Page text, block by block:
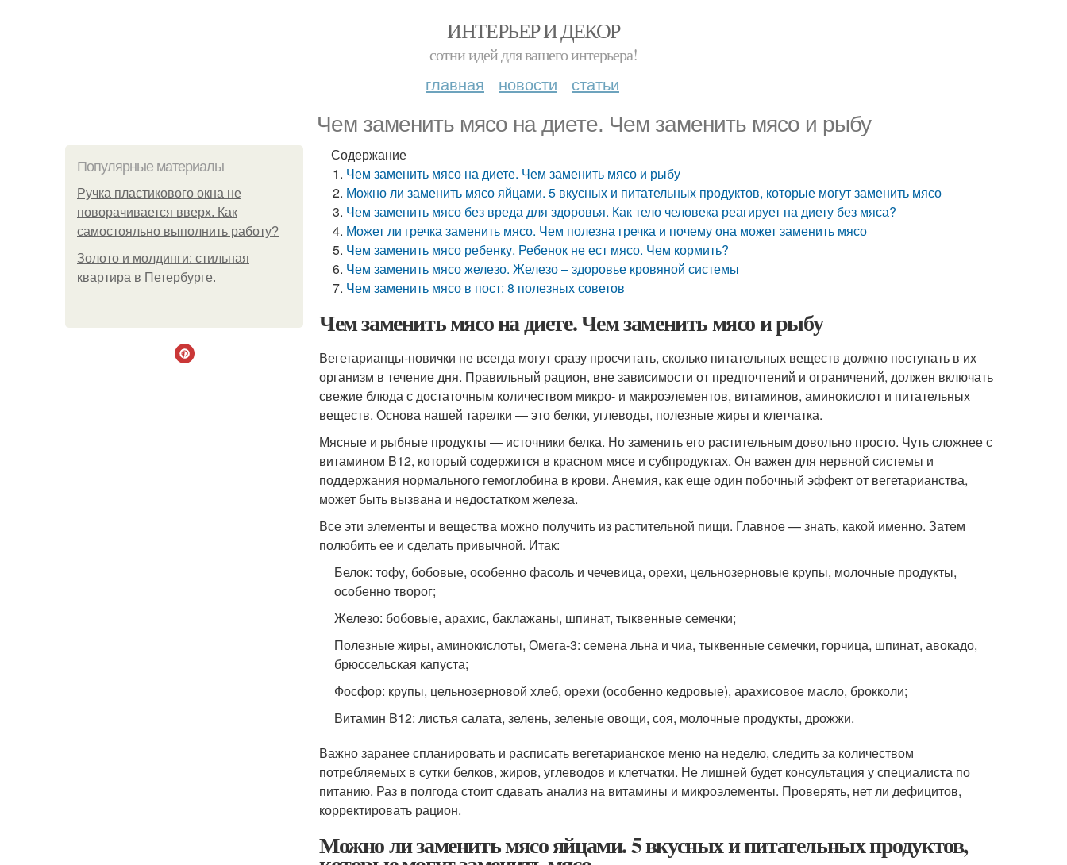
ИНТЕРЬЕР И ДЕКОР
сотни идей для вашего интерьера!
главная новости статьи
Чем заменить мясо на диете. Чем заменить мясо и рыбу
Популярные материалы
Ручка пластикового окна не
поворачивается вверх. Как
самостояльно выполнить работу?
Золото и молдинги: стильная
квартира в Петербурге.
Содержание
Чем заменить мясо на диете. Чем заменить мясо и рыбу
Можно ли заменить мясо яйцами. 5 вкусных и питательных продуктов, которые могут заменить мясо
Чем заменить мясо без вреда для здоровья. Как тело человека реагирует на диету без мяса?
Может ли гречка заменить мясо. Чем полезна гречка и почему она может заменить мясо
Чем заменить мясо ребенку. Ребенок не ест мясо. Чем кормить?
Чем заменить мясо железо. Железо – здоровье кровяной системы
Чем заменить мясо в пост: 8 полезных советов
Чем заменить мясо на диете. Чем заменить мясо и рыбу
Вегетарианцы-новички не всегда могут сразу просчитать, сколько питательных веществ должно поступать в их
организм в течение дня. Правильный рацион, вне зависимости от предпочтений и ограничений, должен включать
свежие блюда с достаточным количеством микро- и макроэлементов, витаминов, аминокислот и питательных
веществ. Основа нашей тарелки — это белки, углеводы, полезные жиры и клетчатка.
Мясные и рыбные продукты — источники белка. Но заменить его растительным довольно просто. Чуть сложнее с
витамином B12, который содержится в красном мясе и субпродуктах. Он важен для нервной системы и
поддержания нормального гемоглобина в крови. Анемия, как еще один побочный эффект от вегетарианства,
может быть вызвана и недостатком железа.
Все эти элементы и вещества можно получить из растительной пищи. Главное — знать, какой именно. Затем
полюбить ее и сделать привычной. Итак:
Белок: тофу, бобовые, особенно фасоль и чечевица, орехи, цельнозерновые крупы, молочные продукты,
особенно творог;
Железо: бобовые, арахис, баклажаны, шпинат, тыквенные семечки;
Полезные жиры, аминокислоты, Омега-3: семена льна и чиа, тыквенные семечки, горчица, шпинат, авокадо,
брюссельская капуста;
Фосфор: крупы, цельнозерновой хлеб, орехи (особенно кедровые), арахисовое масло, брокколи;
Витамин B12: листья салата, зелень, зеленые овощи, соя, молочные продукты, дрожжи.
Важно заранее спланировать и расписать вегетарианское меню на неделю, следить за количеством
потребляемых в сутки белков, жиров, углеводов и клетчатки. Не лишней будет консультация у специалиста по
питанию. Раз в полгода стоит сдавать анализ на витамины и микроэлементы. Проверять, нет ли дефицитов,
корректировать рацион.
Можно ли заменить мясо яйцами. 5 вкусных и питательных продуктов,